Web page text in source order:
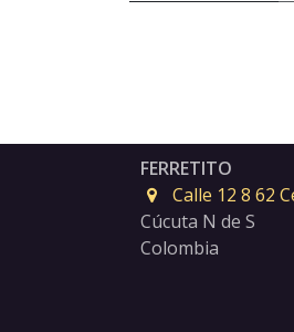
FERRETITO
Calle 12 8 62
Cúcuta N de S
Colombia